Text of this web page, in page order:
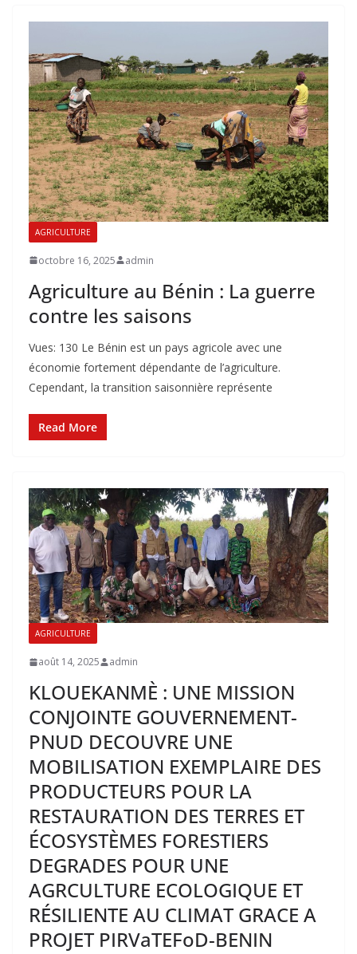
AGRICULTURE
octobre 16, 2025 admin
Agriculture au Bénin : La guerre
contre les saisons
Vues: 130 Le Bénin est un pays agricole avec une
économie fortement dépendante de l’agriculture.
Cependant, la transition saisonnière représente
Read More
AGRICULTURE
août 14, 2025 admin
KLOUEKANMÈ : UNE MISSION
CONJOINTE GOUVERNEMENT-
PNUD DECOUVRE UNE
MOBILISATION EXEMPLAIRE DES
PRODUCTEURS POUR LA
RESTAURATION DES TERRES ET
ÉCOSYSTÈMES FORESTIERS
DEGRADES POUR UNE
AGRCULTURE ECOLOGIQUE ET
RÉSILIENTE AU CLIMAT GRACE A
PROJET PIRVaTEFoD-BENIN